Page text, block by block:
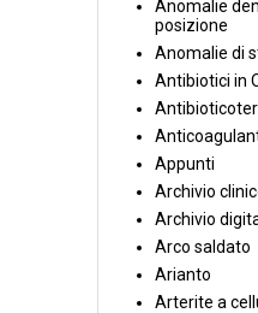
Anomalie
posizione
Anomalie di
Antibiotici in
Appunti
Archivio
Archivio
Arco saldato
Arianto
Arterite a